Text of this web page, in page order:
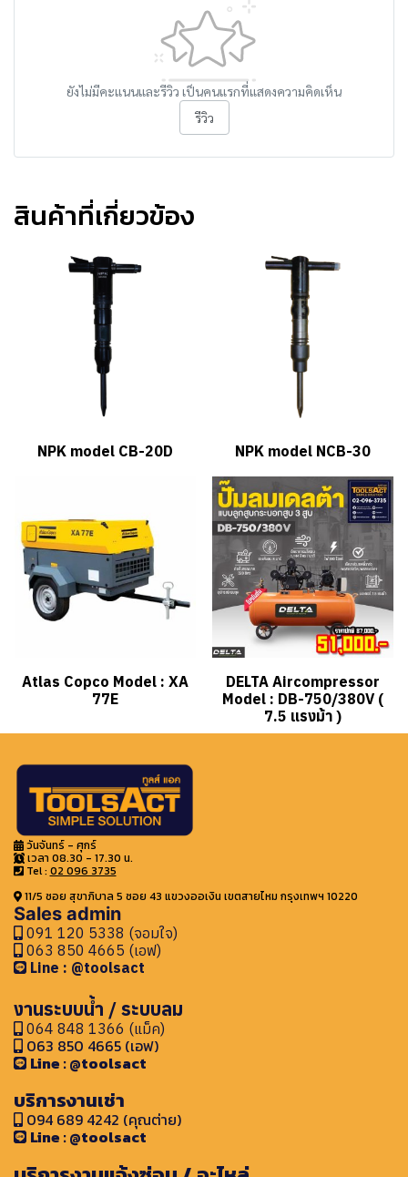
ยังไม่มีคะแนนและรีวิว เป็นคนแรกที่แสดงความคิดเห็น
รีวิว
สินค้าที่เกี่ยวข้อง
NPK model CB-20D NPK model NCB-30
Atlas Copco Model : XA
77E
DELTA Aircompressor
Model : DB-750/380V (
7.5 แรงม้า )
วันจันทร์ - ศุกร์
เวลา 08.30 - 17.30 น.
Tel : 02 096 3735
11/5 ซอย สุขาภิบาล 5 ซอย 43 แขวงออเงิน เขตสายไหม กรุงเทพฯ 10220
Sales admin
091 120 5338 (จอมใจ)
063 850 4665 (เอฟ)
Line : @toolsact
งานระบบน้ำ / ระบบลม
064 848 1366 (แม็ค)
063 850 4665 (เอฟ)
Line : @toolsact
บริการงานเช่า
094 689 4242 (คุณต่าย)
Line : @toolsact